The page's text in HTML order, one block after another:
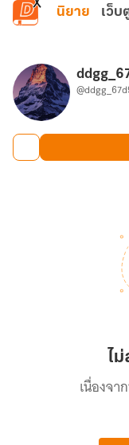
ข้ามไปยังเนื้อหาหลัก
นิยาย เว็บ
ไ
เนื่องจ